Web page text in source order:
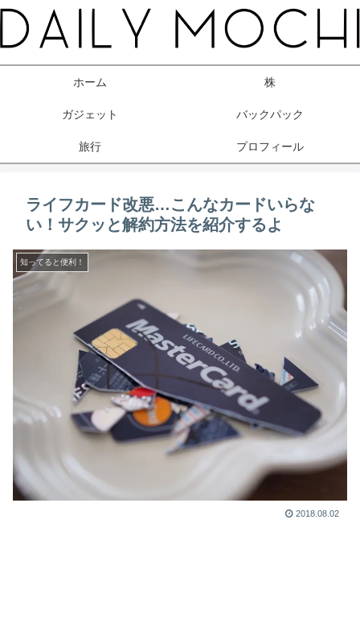
ホーム 株
ガジェット バックパック
旅行 プロフィール
ライフカード改悪…こんなカードいらな
い！サクッと解約方法を紹介するよ
知ってると便利！
2018.08.02